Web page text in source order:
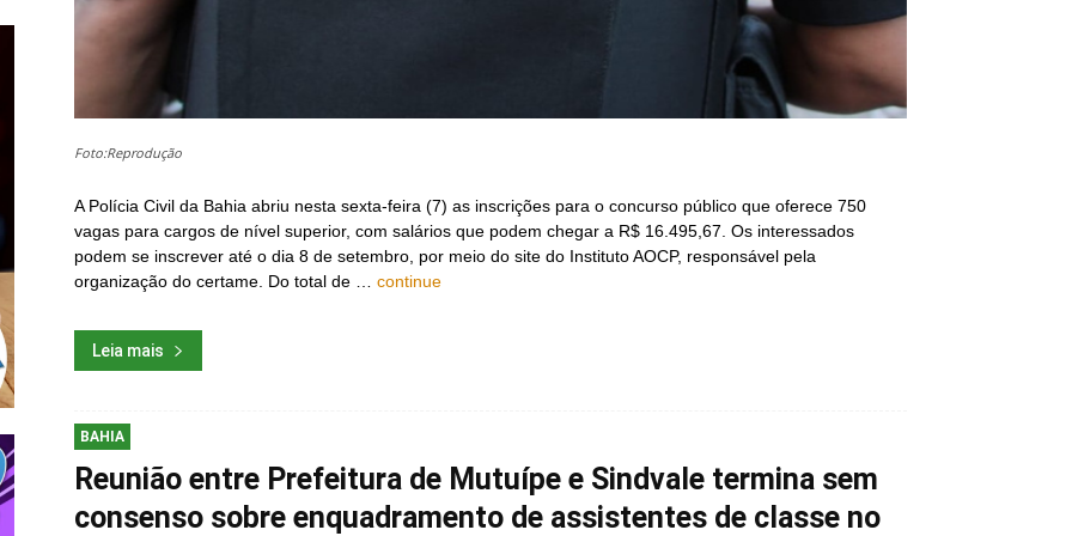
Foto:Reprodução
A Polícia Civil da Bahia abriu nesta sexta-feira (7) as inscrições para o concurso público que oferece 750
vagas para cargos de nível superior, com salários que podem chegar a R$ 16.495,67. Os interessados
podem se inscrever até o dia 8 de setembro, por meio do site do Instituto AOCP, responsável pela
organização do certame. Do total de … continue
Leia mais
BAHIA
Reunião entre Prefeitura de Mutuípe e Sindvale termina sem
consenso sobre enquadramento de assistentes de classe no